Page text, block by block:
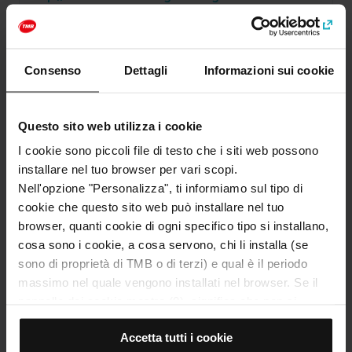
Consenso Dettagli Informazioni sui cookie
Questo sito web utilizza i cookie
I cookie sono piccoli file di testo che i siti web possono
installare nel tuo browser per vari scopi.
Nell'opzione "Personalizza", ti informiamo sul tipo di
cookie che questo sito web può installare nel tuo
browser, quanti cookie di ogni specifico tipo si installano,
cosa sono i cookie, a cosa servono, chi li installa (se
sono di proprietà di TMB o di terzi) e qual è il periodo
massimo nel quale vengono installati nel browser. Se il
installa alcun cookie di questo tipo.
Se scegli l'opzione "Accetta tutti i cookie", consenti
Accetta tutti i cookie
Arte e cultura
Gaudí e il Modernismo catalano
Come arrivare a: Casa Museo Gaudí
Indirizzo
Park Güell, Ctra. del Carmel, 23A
Barcelona